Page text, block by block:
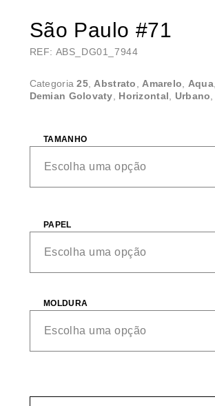
São Paulo #71
REF: ABS_DG01_7944
Categoria25, Abstrato Amarelo Aqua,
Demian Golovaty
Horizontal Urbano
TAMANHO
PAPEL
MOLDURA